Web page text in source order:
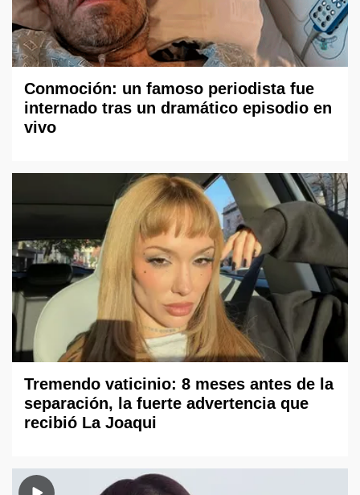
Conmoción: un famoso periodista fue
internado tras un dramático episodio en
vivo
Tremendo vaticinio: 8 meses antes de la
separación, la fuerte advertencia que
recibió La Joaqui